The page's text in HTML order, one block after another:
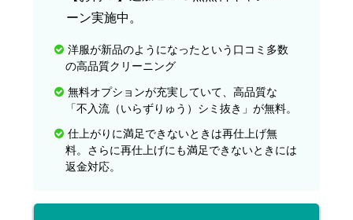
ーン実施中。
洋服が新品のようになったという口コミ多数
の高品質クリーニング
無料オプションが充実していて、高品質な
「不入流（いらずりゅう）シミ抜き」が無料。
仕上がりに満足できないときは再仕上げ無
料。さらに再仕上げにも満足できないときには
返金対応。